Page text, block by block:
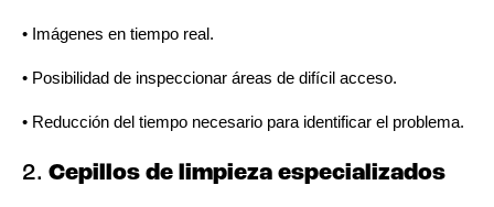
• Imágenes en tiempo real.
• Posibilidad de inspeccionar áreas de difícil acceso.
• Reducción del tiempo necesario para identificar el problema.
2. Cepillos de limpieza especializados